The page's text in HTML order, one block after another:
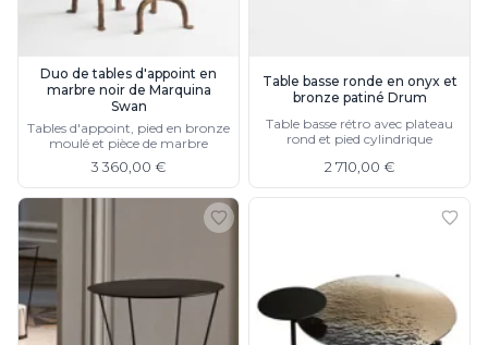
Extérieur
Balise d'extérieur
Lampadaire d'extérieur
Lampe d'extérieur
Plafonnier d'extérieur
Spot & projecteur d'extérieur
Suspension d'extérieur
Tapis
Tapis contemporain
Tapis en peau
Enfants
Luminaire enfant
Autres
Duo de tables d'appoint en
marbre noir de Marquina
Swan
Tables d'appoint, pied en bronze
moulé et pièce de marbre
3 360,00 €
Table basse ronde en onyx et
bronze patiné Drum
Table basse rétro avec plateau
rond et pied cylindrique
2 710,00 €